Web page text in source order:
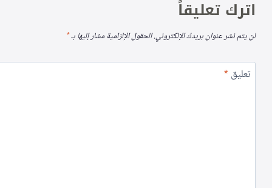
اترك تعليقاً
لن يتم نشر عنوان بريدك الإلكتروني.الحقول الإلزامية مشار إليها بـ*
تعليق*